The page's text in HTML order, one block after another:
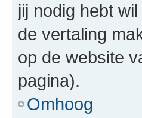
jij nodig hebt
de vertaling
op de website
pagina).
Omhoog